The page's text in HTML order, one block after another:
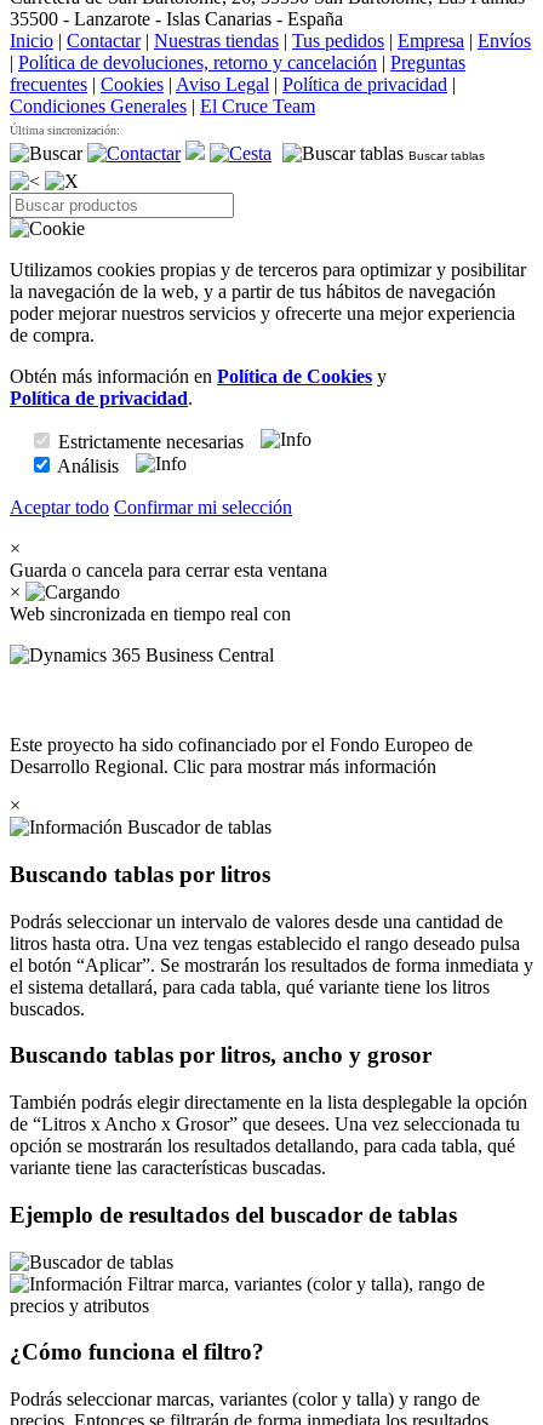
35500 - Lanzarote - Islas Canarias - España
Inicio | Contactar | Nuestras tiendas | Tus pedidos | Empresa | Envíos
| Política de devoluciones, retorno y cancelación | Preguntas
frecuentes | Cookies | Aviso Legal | Política de privacidad |
Condiciones Generales | El Cruce Team
Última sincronización:
Buscar tablas
Utilizamos cookies propias y de terceros para optimizar y posibilitar
la navegación de la web, y a partir de tus hábitos de navegación
poder mejorar nuestros servicios y ofrecerte una mejor experiencia
de compra.
Obtén más información en Política de Cookies y
Política de privacidad.
Estrictamente necesarias
Análisis
Aceptar todo Confirmar mi selección
×
Guarda o cancela para cerrar esta ventana
×
Web sincronizada en tiempo real con
Este proyecto ha sido cofinanciado por el Fondo Europeo de
Desarrollo Regional. Clic para mostrar más información
×
Buscador de tablas
Buscando tablas por litros
Podrás seleccionar un intervalo de valores desde una cantidad de
litros hasta otra. Una vez tengas establecido el rango deseado pulsa
el botón
Aplicar . Se mostrarán los resultados de forma inmediata y
el sistema detallará, para cada tabla, qué variante tiene los litros
buscados.
Buscando tablas por litros, ancho y grosor
También podrás elegir directamente en la lista desplegable la opción
de
Litros x Ancho x Grosor
que desees. Una vez seleccionada tu
opción se mostrarán los resultados detallando, para cada tabla, qué
variante tiene las características buscadas.
Ejemplo de resultados del buscador de tablas
Filtrar marca, variantes (color y talla), rango de
precios y atributos
¿Cómo funciona el filtro?
Podrás seleccionar marcas, variantes (color y talla) y rango de
precios. Entonces se filtrarán de forma inmediata los resultados